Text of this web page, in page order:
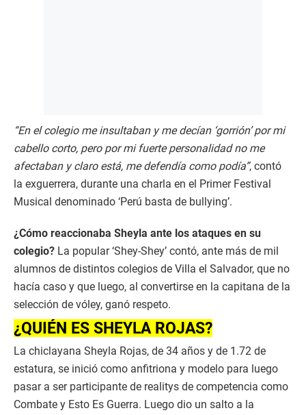
“En el colegio me insultaban y me decían ‘gorrión’ por mi
cabello corto, pero por mi fuerte personalidad no me
afectaban y claro está, me defendía como podía”, contó
la exguerrera, durante una charla en el Primer Festival
Musical denominado ‘Perú basta de bullying’.
¿Cómo reaccionaba Sheyla ante los ataques en su
colegio? La popular ‘Shey-Shey’ contó, ante más de mil
alumnos de distintos colegios de Villa el Salvador, que no
hacía caso y que luego, al convertirse en la capitana de la
selección de vóley, ganó respeto.
¿QUIÉN ES SHEYLA ROJAS?
La chiclayana Sheyla Rojas, de 34 años y de 1.72 de
estatura, se inició como anfitriona y modelo para luego
pasar a ser participante de realitys de competencia como
Combate y Esto Es Guerra. Luego dio un salto a la